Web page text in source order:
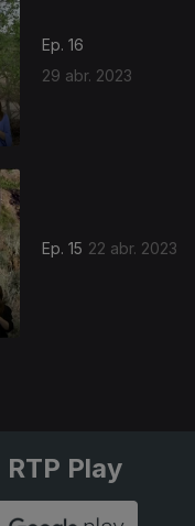
Ep. 16
29 abr. 2023
Ep. 15 22 abr. 2023
RTP Play